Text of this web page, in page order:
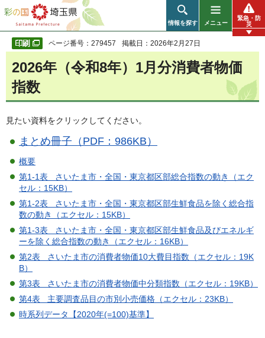
彩の国 埼玉県
情報を探す メニュー
緊急・防
災
ページ番号：279457 掲載日：2026年2月27日
2026年（令和8年）1月分消費者物価
指数
見たい資料をクリックしてください。
まとめ冊子（PDF：986KB）
概要
第1-1表 さいたま市・全国・東京都区部総合指数の動き（エク
セル：15KB）
第1-2表 さいたま市・全国・東京都区部生鮮食品を除く総合指
数の動き（エクセル：15KB）
第1-3表 さいたま市・全国・東京都区部生鮮食品及びエネルギ
ーを除く総合指数の動き（エクセル：16KB）
第2表 さいたま市の消費者物価10大費目指数（エクセル：19K
B）
第3表 さいたま市の消費者物価中分類指数（エクセル：19KB）
第4表 主要調査品目の市別小売価格（エクセル：23KB）
時系列データ【2020年(=100)基準】